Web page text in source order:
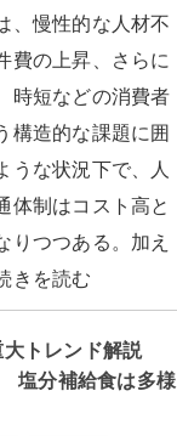
、慢性的な人材不
費の上昇、さらに
時短などの消費者
構造的な課題に囲
うな状況下で、人
体制はコスト高と
りつつある。加え
きを読む
トレンド解説
塩分補給食は多様